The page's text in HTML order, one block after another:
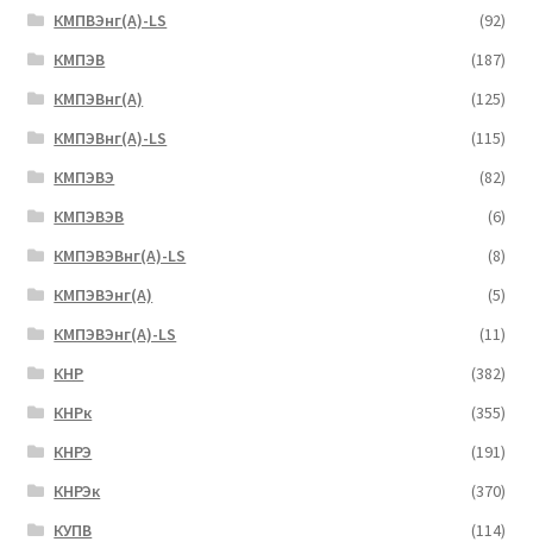
КМПВЭнг(А)-LS
(92)
КМПЭВ
(187)
КМПЭВнг(А)
(125)
КМПЭВнг(А)-LS
(115)
КМПЭВЭ
(82)
КМПЭВЭВ
(6)
КМПЭВЭВнг(А)-LS
(8)
КМПЭВЭнг(А)
(5)
КМПЭВЭнг(А)-LS
(11)
КНР
(382)
КНРк
(355)
КНРЭ
(191)
КНРЭк
(370)
КУПВ
(114)